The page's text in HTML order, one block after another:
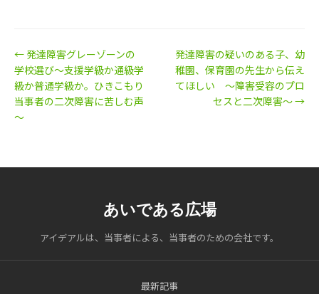
← 発達障害グレーゾーンの
学校選び～支援学級か通級学
級か普通学級か。ひきこもり
当事者の二次障害に苦しむ声
～
発達障害の疑いのある子、幼
稚園、保育園の先生から伝え
てほしい ～障害受容のプロ
セスと二次障害～ →
あいである広場
アイデアルは、当事者による、当事者のための会社です。
最新記事